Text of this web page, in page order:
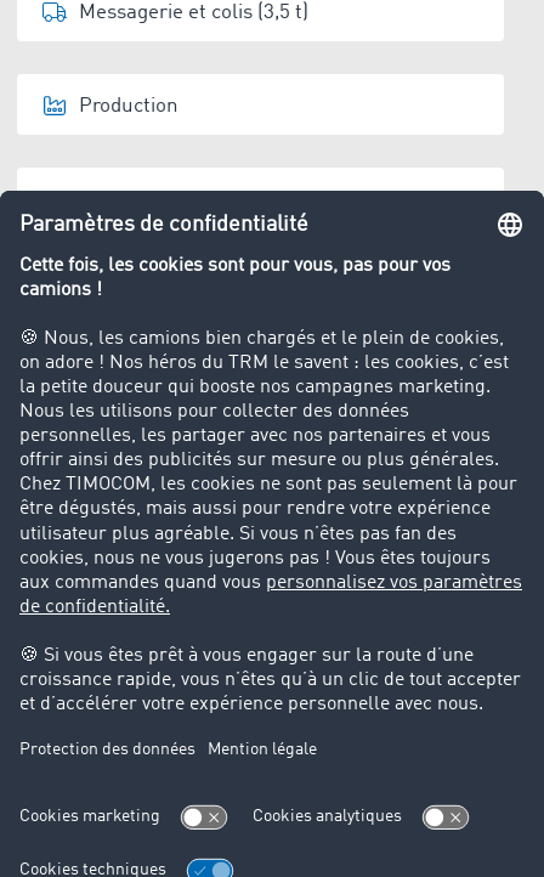
Messagerie et colis (3,5 t)
Production
Élimination de déchets
Particuliers
+33 1 70 80 00 57
+49 211 88 26 53 00
sales.fr@timocom.com